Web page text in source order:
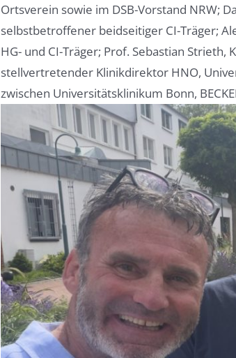
Ortsverein sowie im DSB-Vorstand NRW;
selbstbetroffener beidseitiger CI-Träger;
HG- und CI-Träger; Prof. Sebastian
stellvertretender Klinikdirektor HNO,
zwischen Universitätsklinikum Bonn,